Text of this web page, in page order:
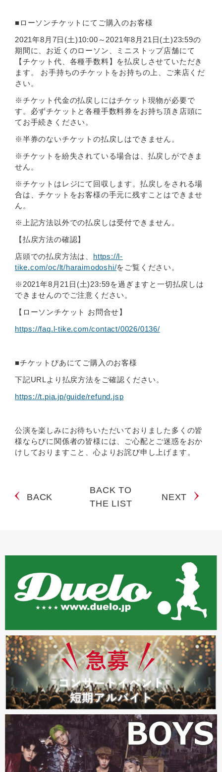
■ローソンチケットにてご購入のお客様
2021年8月7日(土)10:00～2021年8月21日(土)23:59の
期間に、お近くのローソン、ミニストップ店舗にて
【チケット代、各種手数料】を払戻しさせていただき
ます。 お手持ちのチケットをお持ちの上、ご来店くだ
さい。
※チケット代金の払戻しにはチケット現物が必要で
す。必ずチケットと各種手数料券をお持ち頂き店頭に
てお手続きください。
※半券のないチケットの払戻しはできません。
※チケットを紛失されている場合は、払戻しができま
せん。
※チケットはレジにて回収します。払戻しをされる場
合は、チケットをお客様の手元に残すことはできませ
ん。
※上記方法以外での払戻しは受付できません。
【払戻方法の確認】
店頭での払戻方法は、 https://l-
tike.com/oc/lt/haraimodoshi/をご覧ください。
※2021年8月21日(土)23:59を過ぎますと一切払戻しは
できませんのでご注意ください。
【ローソンチケット お問合せ】
https://faq.l-tike.com/contact/0026/0136/
■チケットぴあにてご購入のお客様
下記URLより払戻方法をご確認ください。
https://t.pia.jp/guide/refund.jsp
公演を楽しみにお待ちいただいておりました多くの皆
様ならびに関係者の皆様には、ご心配とご迷惑をおか
けしておりますこと、心よりお詫び申し上げます。
BACK
BACK TO
THE LIST
NEXT